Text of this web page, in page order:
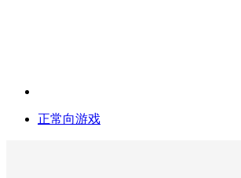
正常向游戏